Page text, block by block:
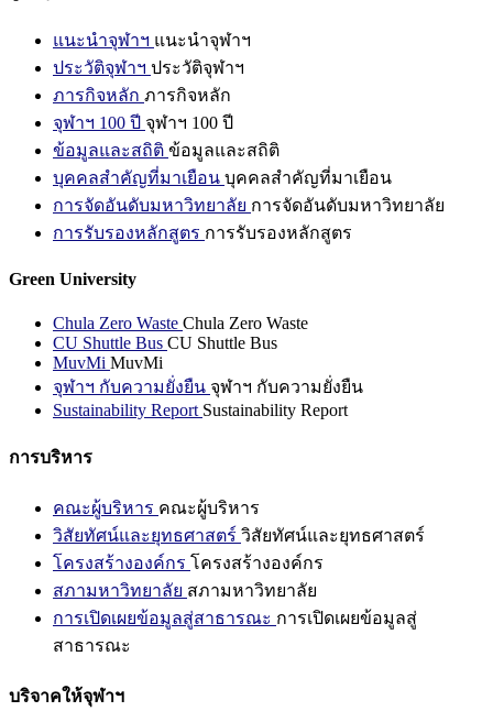
แนะนำจุฬาฯ แนะนำจุฬาฯ
ประวัติจุฬาฯ ประวัติจุฬาฯ
ภารกิจหลัก ภารกิจหลัก
จุฬาฯ 100 ปี จุฬาฯ 100 ปี
ข้อมูลและสถิติ ข้อมูลและสถิติ
บุคคลสำคัญที่มาเยือน บุคคลสำคัญที่มาเยือน
การจัดอันดับมหาวิทยาลัย การจัดอันดับมหาวิทยาลัย
การรับรองหลักสูตร การรับรองหลักสูตร
Green University
Chula Zero Waste Chula Zero Waste
CU Shuttle Bus CU Shuttle Bus
MuvMi MuvMi
จุฬาฯ กับความยั่งยืน จุฬาฯ กับความยั่งยืน
Sustainability Report Sustainability Report
การบริหาร
คณะผู้บริหาร คณะผู้บริหาร
วิสัยทัศน์และยุทธศาสตร์ วิสัยทัศน์และยุทธศาสตร์
โครงสร้างองค์กร โครงสร้างองค์กร
สภามหาวิทยาลัย สภามหาวิทยาลัย
การเปิดเผยข้อมูลสู่สาธารณะ การเปิดเผยข้อมูลสู่
สาธารณะ
บริจาคให้จุฬาฯ